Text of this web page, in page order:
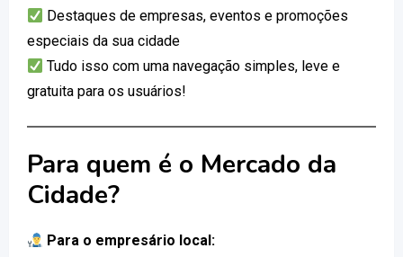
Destaques de empresas, eventos e promoções
especiais da sua cidade
Tudo isso com uma navegação simples, leve e
gratuita para os usuários!
Para quem é o Mercado da
Cidade?
Para o empresário local: